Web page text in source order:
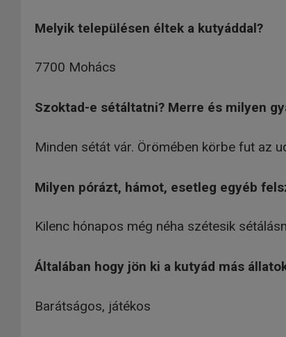
Melyik településen éltek a kutyáddal?
7700 Mohács
Szoktad-e sétáltatni? Merre és milyen
Minden sétát vár. Örömében körbe fut az
Milyen pórázt, hámot, esetleg egyéb
Kilenc hónapos még néha szétesik
Általában hogy jön ki a kutyád más
Barátságos, játékos